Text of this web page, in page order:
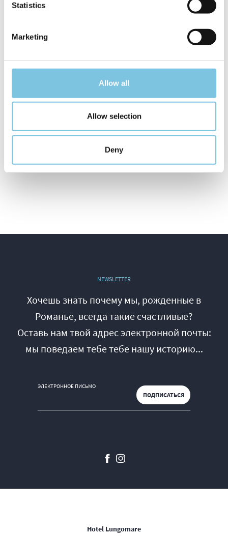
Statistics
Marketing
Allow all
Allow selection
Deny
NEWSLETTER
Хочешь знать почему мы, рожденные в
Романье, всегда такие счастливые?
Оставь нам твой адрес электронной почты:
мы поведаем тебе тебе нашу историю...
ЭЛЕКТРОННОЕ ПИСЬМО
Hotel Lungomare